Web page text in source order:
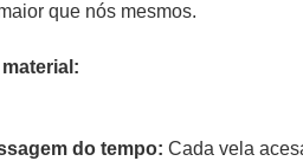
que nós mesmos.
do tempo: Cada vela